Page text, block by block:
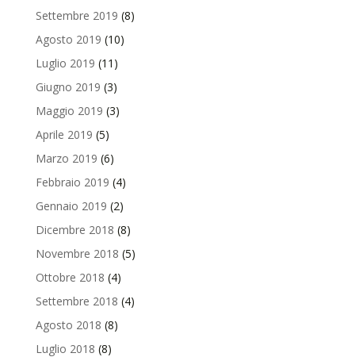
Settembre 2019 (8)
Agosto 2019 (10)
Luglio 2019 (11)
Giugno 2019 (3)
Maggio 2019 (3)
Aprile 2019 (5)
Marzo 2019 (6)
Febbraio 2019 (4)
Gennaio 2019 (2)
Dicembre 2018 (8)
Novembre 2018 (5)
Ottobre 2018 (4)
Settembre 2018 (4)
Agosto 2018 (8)
Luglio 2018 (8)